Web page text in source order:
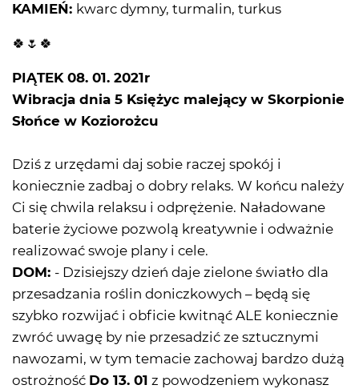
KAMIEŃ: kwarc dymny, turmalin, turkus
🍀🌷🍀
PIĄTEK 08. 01. 2021r
Wibracja dnia 5 Księżyc malejący w Skorpionie
Słońce w Koziorożcu
Dziś z urzędami daj sobie raczej spokój i
koniecznie zadbaj o dobry relaks. W końcu należy
Ci się chwila relaksu i odprężenie. Naładowane
baterie życiowe pozwolą kreatywnie i odważnie
realizować swoje plany i cele.
DOM: - Dzisiejszy dzień daje zielone światło dla
przesadzania roślin doniczkowych – będą się
szybko rozwijać i obficie kwitnąć ALE koniecznie
zwróć uwagę by nie przesadzić ze sztucznymi
nawozami, w tym temacie zachowaj bardzo dużą
ostrożność Do 13. 01 z powodzeniem wykonasz